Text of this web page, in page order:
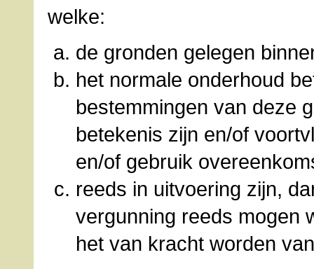
welke:
de gronden gelegen
het normale onderhoud
bestemmingen van deze
betekenis zijn en/of
en/of gebruik
reeds in uitvoering zijn,
vergunning reeds mogen
het van kracht worden